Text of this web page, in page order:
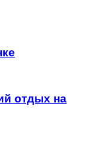
отдых на